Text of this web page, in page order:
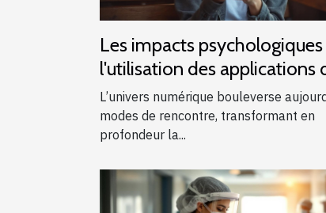
Les impacts
l'utilisation des applications
rencontres modernes
L’univers numérique bouleverse
modes de rencontre, transformant en
profondeur la...